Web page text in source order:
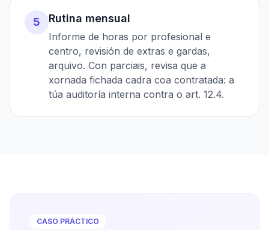
5 Rutina mensual
Informe de horas por profesional e
centro, revisión de extras e gardas,
arquivo. Con parciais, revisa que a
xornada fichada cadra coa contratada: a
túa auditoría interna contra o art. 12.4.
CASO PRÁCTICO